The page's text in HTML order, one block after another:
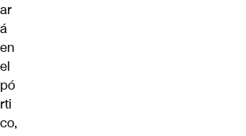
ar
á
en
el
pó
rti
co,